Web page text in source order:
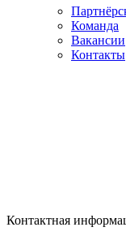
Команда
Вакансии
Контакты
Контактная